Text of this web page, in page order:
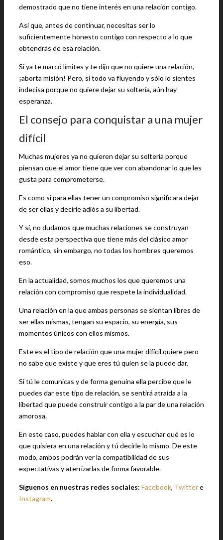
demostrado que no tiene interés en una relación contigo.
Así que, antes de continuar, necesitas ser lo
suficientemente honesto contigo con respecto a lo que
obtendrás de esa relación.
Si ya te marcó límites y te dijo que no quiere una relación,
¡aborta misión! Pero, si todo va fluyendo y sólo lo sientes
indecisa porque no quiere dejar su soltería, aún hay
esperanza.
El consejo para conquistar a una mujer
difícil
Muchas mujeres ya no quieren dejar su soltería porque
piensan que el amor tiene que ver con abandonar lo que les
gusta para comprometerse.
Es como si para ellas tener un compromiso significara dejar
de ser ellas y decirle adiós a su libertad.
Y sí, no dudamos que muchas relaciones se construyan
desde esta perspectiva que tiene más del clásico amor
romántico, sin embargo, no todas los hombres queremos
eso.
En la actualidad, somos muchos los que queremos una
relación con compromiso que respete la individualidad.
Una relación en la que ambas personas se sientan libres de
ser ellas mismas, tengan su espacio, su energía, sus
momentos únicos con ellos mismos.
Este es el tipo de relación que una mujer difícil quiere pero
no sabe que existe y que eres tú quien se la puede dar.
Si tú le comunicas y de forma genuina ella percibe que le
puedes dar este tipo de relación, se sentirá atraída a la
libertad que puede construir contigo a la par de una relación
amorosa.
En este caso, puedes hablar con ella y escuchar qué es lo
que quisiera en una relación y tú decirle lo mismo. De este
modo, ambos podrán ver la compatibilidad de sus
expectativas y aterrizarlas de forma favorable.
Síguenos en nuestras redes sociales: Facebook, Twittere
Instagram.